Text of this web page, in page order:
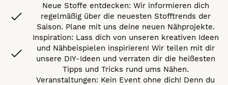
Neue Stoffe entdecken: Wir informieren dich
regelmäßig über die neuesten Stofftrends der
Saison. Plane mit uns deine neuen Nähprojekte.
Inspiration: Lass dich von unseren kreativen Ideen
und Nähbeispielen inspirieren! Wir teilen mit dir
unsere DIY-Ideen und verraten dir die heißesten
Tipps und Tricks rund ums Nähen.
Veranstaltungen: Kein Event ohne dich! Denn du